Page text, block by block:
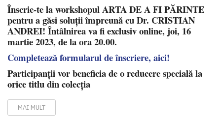
Înscrie-te la workshopul ARTA DE A FI PĂRINTE
pentru a găsi soluții împreunăcu Dr. CRISTIAN
ANDREI! Întâlnirea va fi exclusiv online, joi, 16
martie 2023, de la ora 20.00.
Completează formularul de înscriere, aici!
Participanții vor beneficia de o reducere specială la
orice titlu din colecția
MAI MULT